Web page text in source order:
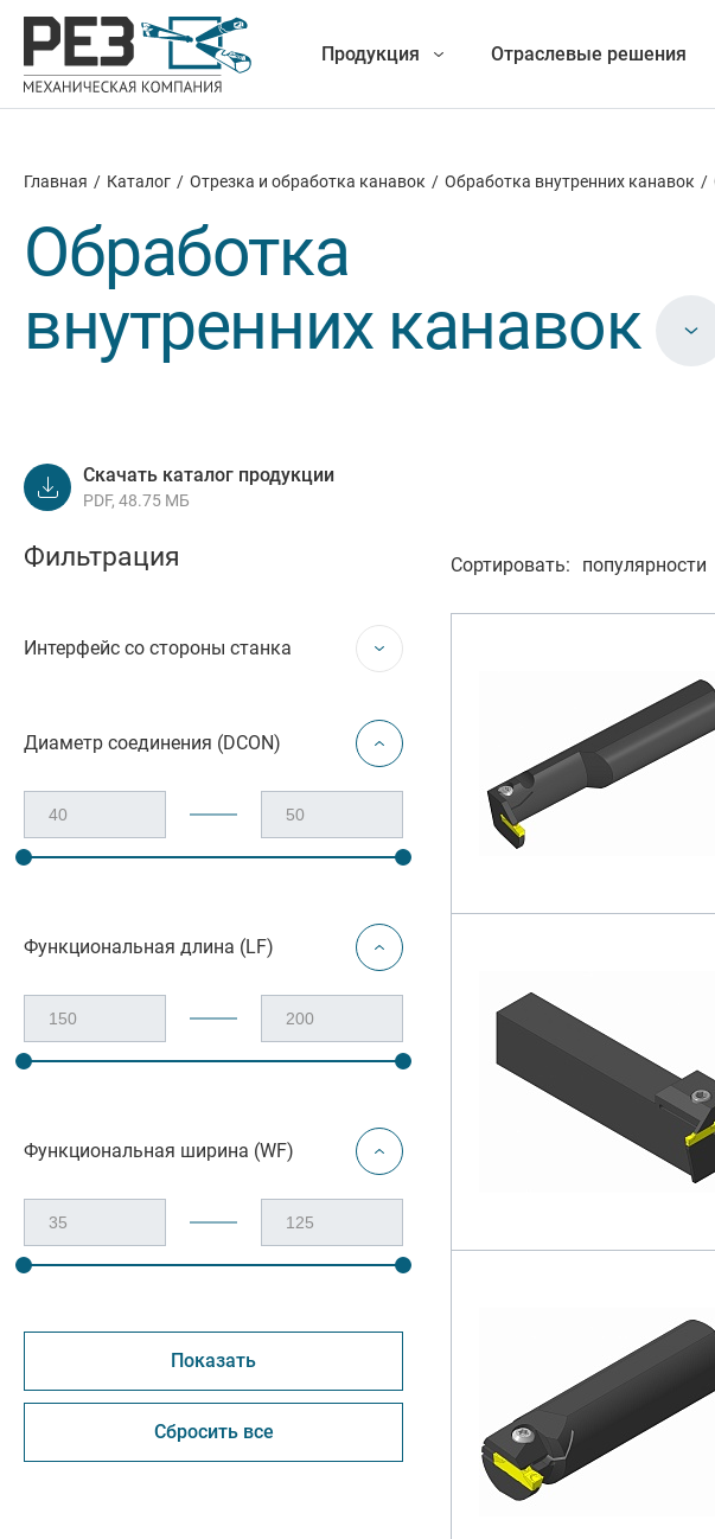
Продукция
Наша
продукция
Оснастка
Отраслевые решения
Главная / Каталог / Отрезка и обработка канавок / Обработка внутренних канавок /
Обработка
внутренних канавок
Скачать каталог продукции
PDF, 48.75 МБ
Фильтрация
Интерфейс со стороны станка
Диаметр соединения (DCON)
Функциональная длина (LF)
Функциональная ширина (WF)
Сортировать: популярности